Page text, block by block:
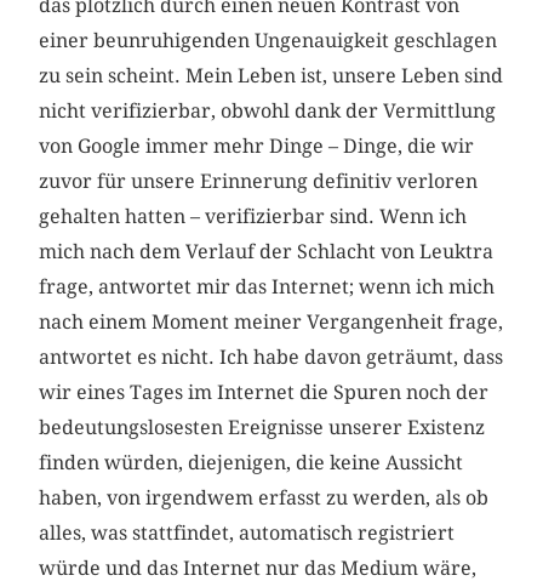
das plötzlich durch einen neuen Kontrast von
einer beunruhigenden Ungenauigkeit geschlagen
zu sein scheint. Mein Leben ist, unsere Leben sind
nicht verifizierbar, obwohl dank der Vermittlung
von Google immer mehr Dinge – Dinge, die wir
zuvor für unsere Erinnerung definitiv verloren
gehalten hatten – verifizierbar sind. Wenn ich
mich nach dem Verlauf der Schlacht von Leuktra
frage, antwortet mir das Internet; wenn ich mich
nach einem Moment meiner Vergangenheit frage,
antwortet es nicht. Ich habe davon geträumt, dass
wir eines Tages im Internet die Spuren noch der
bedeutungslosesten Ereignisse unserer Existenz
finden würden, diejenigen, die keine Aussicht
haben, von irgendwem erfasst zu werden, als ob
alles, was stattfindet, automatisch registriert
würde und das Internet nur das Medium wäre,